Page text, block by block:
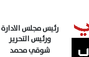
رئيس مجلس الادارة
ورئيس التحرير
شوقي محمد